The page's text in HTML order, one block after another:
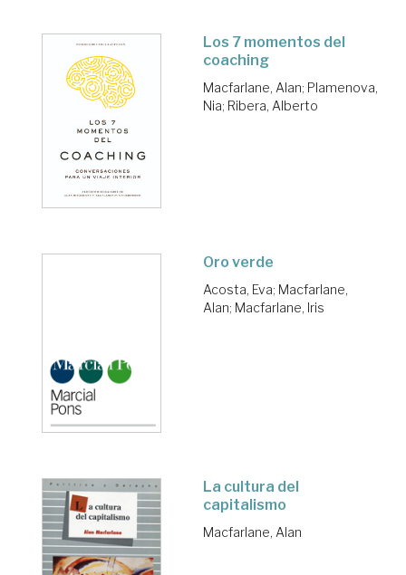
Los 7 momentos del
coaching
Macfarlane, Alan; Plamenova,
Nia; Ribera, Alberto
Oro verde
Acosta, Eva; Macfarlane,
Alan; Macfarlane, Iris
La cultura del
capitalismo
Macfarlane, Alan